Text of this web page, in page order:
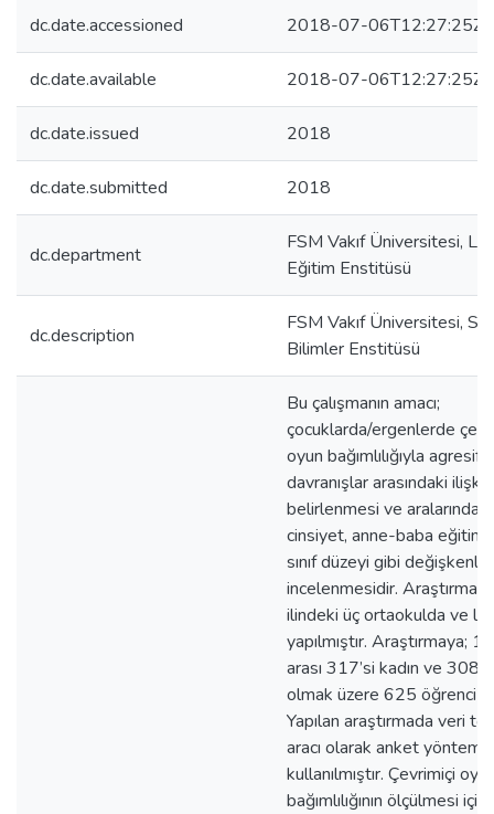
dc.date.accessioned 2018-07-06T12:27:25Z
dc.date.available 2018-07-06T12:27:25Z
dc.date.issued 2018
dc.date.submitted 2018
dc.department
FSM Vakıf Üniversitesi,
Eğitim Enstitüsü
dc.description
FSM Vakıf Üniversitesi,
Bilimler Enstitüsü
Bu çalışmanın amacı;
çocuklarda/ergenlerde
oyun bağımlılığıyla agresif
davranışlar arasındaki
belirlenmesi ve
cinsiyet, anne-baba eğitim
sınıf düzeyi gibi
incelenmesidir. Araştırma,
ilindeki üç ortaokulda ve
yapılmıştır. Araştırmaya;
arası 317’si kadın ve
olmak üzere 625 öğrenci
Yapılan araştırmada veri
aracı olarak anket yöntemi
kullanılmıştır. Çevrimiçi
bağımlılığının ölçülmesi için